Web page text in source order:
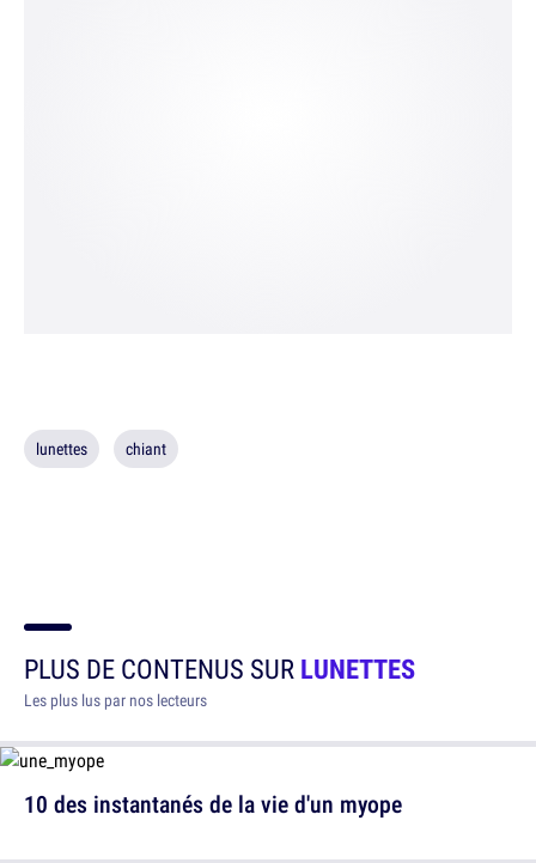
lunettes chiant
PLUS DE CONTENUS SURLUNETTES
Les plus lus par nos lecteurs
10 des instantanés de la vie d'un myope